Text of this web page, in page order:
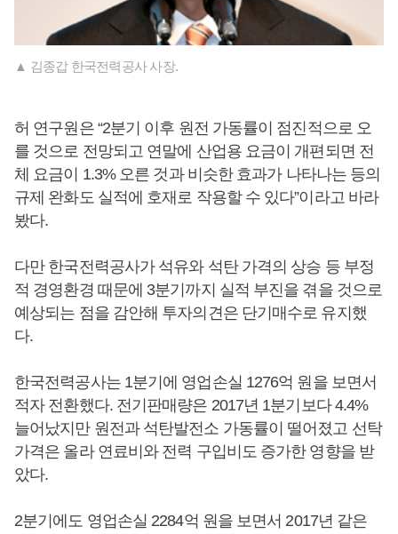
▲ 김종갑 한국전력공사 사장.
허 연구원은 “2분기 이후 원전 가동률이 점진적으로 오
를 것으로 전망되고 연말에 산업용 요금이 개편되면 전
체 요금이 1.3% 오른 것과 비슷한 효과가 나타나는 등의
규제 완화도 실적에 호재로 작용할 수 있다”이라고 바라
봤다.
다만 한국전력공사가 석유와 석탄 가격의 상승 등 부정
적 경영환경 때문에 3분기까지 실적 부진을 겪을 것으로
예상되는 점을 감안해 투자의견은 단기매수로 유지했
다.
한국전력공사는 1분기에 영업손실 1276억 원을 보면서
적자 전환했다. 전기판매량은 2017년 1분기보다 4.4%
늘어났지만 원전과 석탄발전소 가동률이 떨어졌고 선탁
가격은 올라 연료비와 전력 구입비도 증가한 영향을 받
았다.
2분기에도 영업손실 2284억 원을 보면서 2017년 같은